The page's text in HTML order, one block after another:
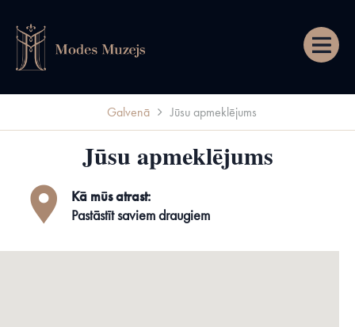
Galvenā Jūsu apmeklējums
Jūsu apmeklējums
Kā mūs atrast:
Pastāstīt saviem draugiem